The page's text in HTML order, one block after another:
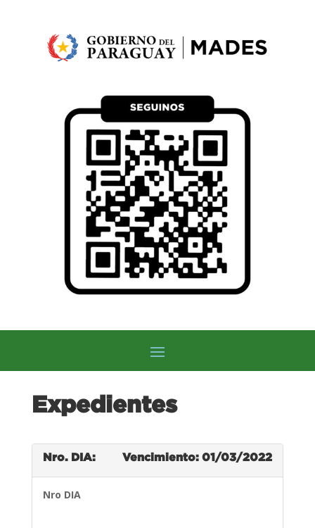
Expedientes
Nro. DIA: Vencimiento: 01/03/2022
Nro DIA